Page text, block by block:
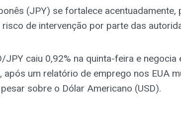
(JPY) se fortalece
risco de intervenção por parte das
JPY caiu 0,92% na quinta-feira e
após um relatório de emprego nos EUA
sobre o Dólar Americano (USD).